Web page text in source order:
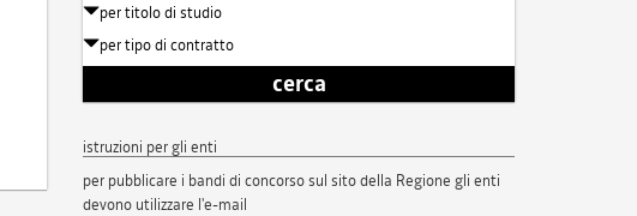
per titolo di studio
per tipo di contratto
cerca
istruzioni per gli enti
per pubblicare i bandi di concorso sul sito della Regione gli enti
devono utilizzare l'e-mail